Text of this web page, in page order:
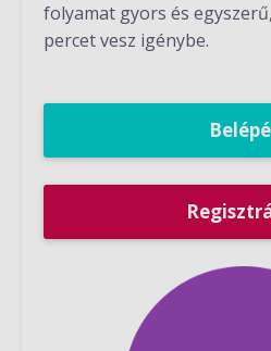
folyamat gyors és
percet vesz igénybe.